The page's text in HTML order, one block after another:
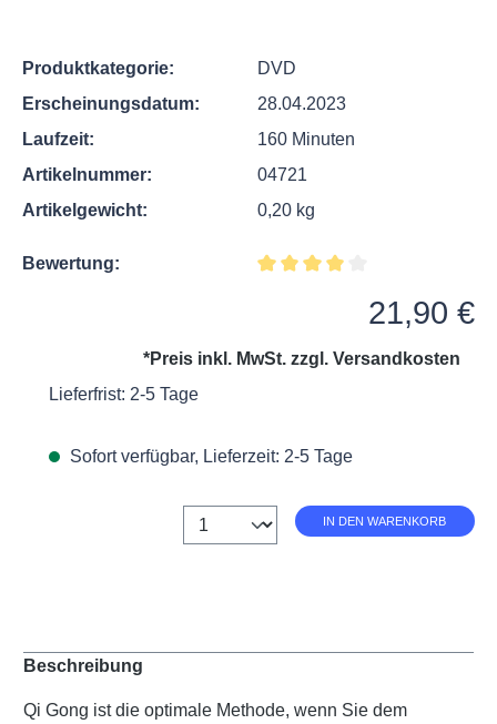
Produktkategorie:
DVD
Erscheinungsdatum:
28.04.2023
Laufzeit:
160 Minuten
Artikelnummer:
04721
Artikelgewicht:
0,20 kg
Bewertung:
21,90 €
*Preis inkl. MwSt. zzgl. Versandkosten
Lieferfrist: 2-5 Tage
Sofort verfügbar, Lieferzeit: 2-5 Tage
Anzahl IN DEN WARENKORB
Beschreibung
Qi Gong ist die optimale Methode, wenn Sie dem